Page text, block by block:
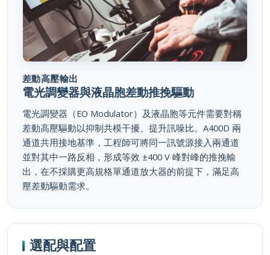
差動高壓輸出
電光調變器與液晶胞差動推挽驅動
電光調變器（EO Modulator）及液晶胞等元件需要對稱
差動高壓驅動以抑制共模干擾、提升訊噪比。A400D 兩
通道共用接地基準，工程師可將同一訊號源接入兩通道
並對其中一路反相，形成等效 ±400 V 峰對峰的推挽輸
出，在不採購更高規格單通道放大器的前提下，滿足高
壓差動驅動需求。
選配與配置